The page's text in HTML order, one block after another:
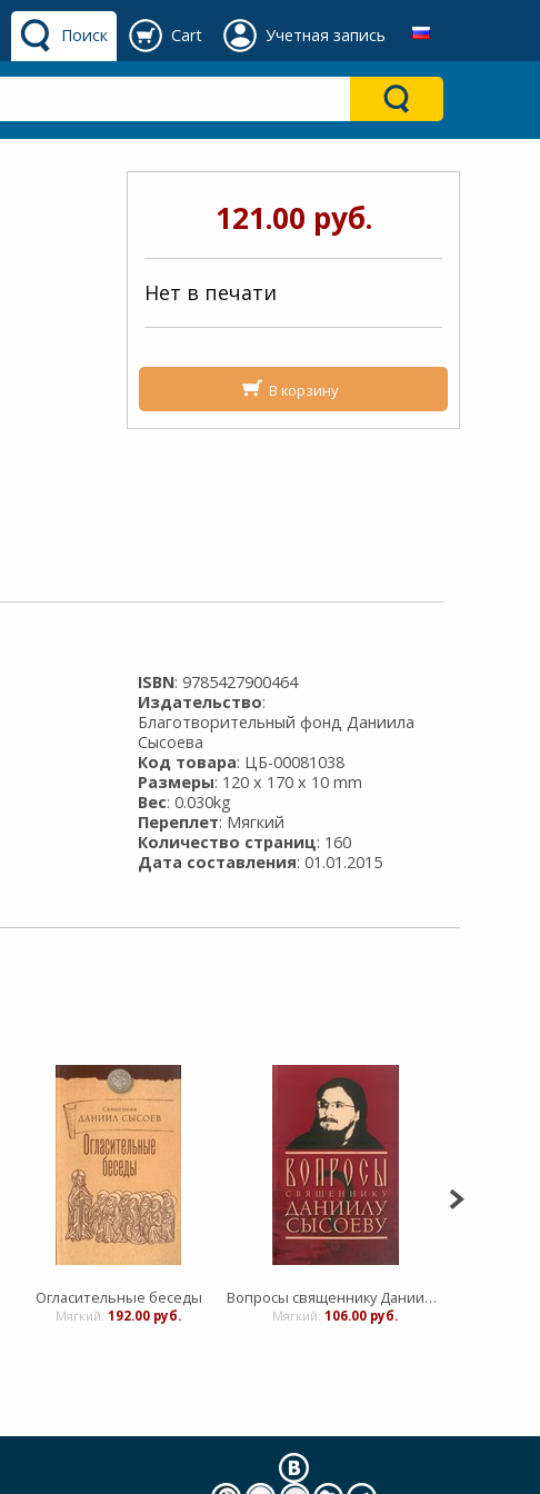
Поиск Cart Учетная запись
121.00 руб.
Нет в печати
В корзину
ISBN: 9785427900464
Издательство:
Благотворительный фонд Даниила
Сысоева
Код товара: ЦБ-00081038
Размеры: 120 x 170 x 10 mm
Вес: 0.030kg
Переплет: Мягкий
Количество страниц: 160
Дата составления: 01.01.2015
Огласительные беседы
Мягкий: 192.00 руб.
Вопросы священнику Даниилу Сысоеву
Мягкий: 106.00 руб.